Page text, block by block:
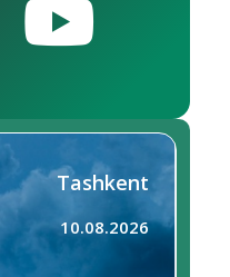
Tashkent
10.08.2026